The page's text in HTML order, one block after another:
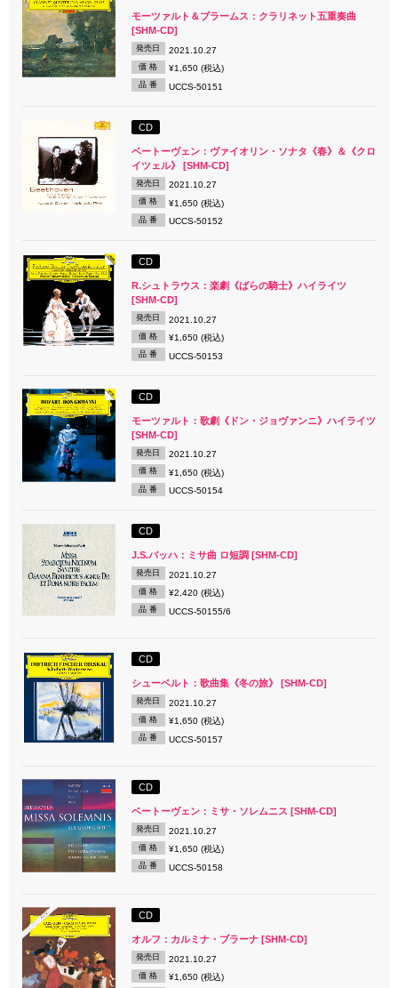
モーツァルト＆ブラームス：クラリネット五重奏曲
[SHM-CD]
発売日 2021.10.27
価 格 ¥1,650 (税込)
品 番 UCCS-50151
CD
ベートーヴェン：ヴァイオリン・ソナタ《春》＆《クロ
イツェル》 [SHM-CD]
発売日 2021.10.27
価 格 ¥1,650 (税込)
品 番 UCCS-50152
CD
R.シュトラウス：楽劇《ばらの騎士》ハイライツ
[SHM-CD]
発売日 2021.10.27
価 格 ¥1,650 (税込)
品 番 UCCS-50153
CD
モーツァルト：歌劇《ドン・ジョヴァンニ》ハイライツ
[SHM-CD]
発売日 2021.10.27
価 格 ¥1,650 (税込)
品 番 UCCS-50154
CD
J.S.バッハ：ミサ曲 ロ短調 [SHM-CD]
発売日 2021.10.27
価 格 ¥2,420 (税込)
品 番 UCCS-50155/6
CD
シューベルト：歌曲集《冬の旅》 [SHM-CD]
発売日 2021.10.27
価 格 ¥1,650 (税込)
品 番 UCCS-50157
CD
ベートーヴェン：ミサ・ソレムニス [SHM-CD]
発売日 2021.10.27
価 格 ¥1,650 (税込)
品 番 UCCS-50158
CD
オルフ：カルミナ・ブラーナ [SHM-CD]
発売日 2021.10.27
価 格 ¥1,650 (税込)